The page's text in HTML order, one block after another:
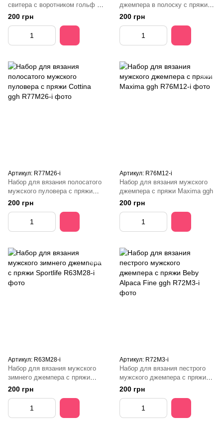
свитера с воротником гольф с
пряжи Wollywasch ggh
200 грн
джемпера в полоску с пряжи
Linova ggh
200 грн
Артикул: R77M26-і
Набор для вязания полосатого
мужского пуловера с пряжи
Cottina ggh
200 грн
Артикул: R76M12-і
Набор для вязания мужского
джемпера с пряжи Maxima ggh
200 грн
Артикул: R63M28-і
Набор для вязания мужского
зимнего джемпера с пряжи
Sportlife
200 грн
Артикул: R72M3-і
Набор для вязания пестрого
мужского джемпера с пряжи
Beby Alpaca Fine ggh
200 грн